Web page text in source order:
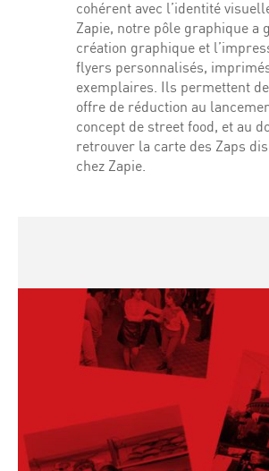
cohérent avec l’identité
Zapie, notre pôle graphique a
création graphique et
flyers personnalisés,
exemplaires. Ils permettent
offre de réduction au
concept de street food, et au
retrouver la carte des Zaps
chez Zapie.